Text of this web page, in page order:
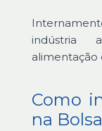
indústria
alimentação
Como
na